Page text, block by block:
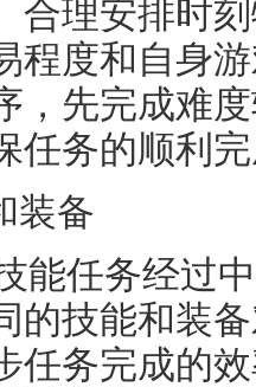
合理安排时
程度和自身
，先完成难
任务的顺利
装备
能任务经过
的技能和装
任务完成的